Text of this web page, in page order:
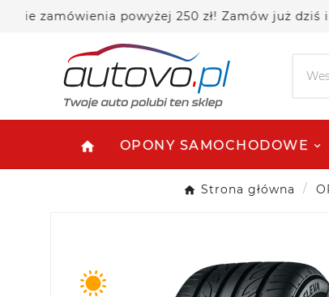
zamówienia powyżej 250 zł! Zamów już dziś i
home OPONY SAMOCHODOWE
Strona główna